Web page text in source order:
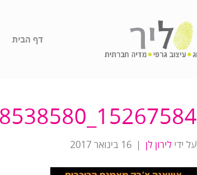
דף הבית
15267584_1481428968538580_5653822603467908071_n
על ידי לירון לן 16 בינואר 2017